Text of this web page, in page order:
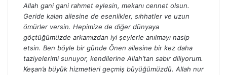
Allah gani gani rahmet eylesin, mekanı cennet olsun.
Geride kalan ailesine de esenlikler, sıhhatler ve uzun
ömürler versin. Hepimize de diğer dünyaya
göçtüğümüzde arkamızdan iyi şeylerle anılmayı nasip
etsin. Ben böyle bir günde Önen ailesine bir kez daha
taziyelerimi sunuyor, kendilerine Allah’tan sabır diliyorum.
Keşan’a büyük hizmetleri geçmiş büyüğümüzdü. Allah nur